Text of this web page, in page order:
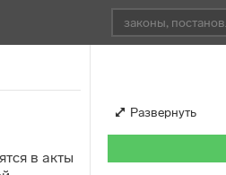
в акты
Развернуть